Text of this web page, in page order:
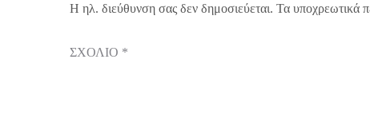
Η ηλ. διεύθυνση σας δεν δημοσιεύεται. Τα υποχρεωτικά
ΣΧΌΛΙΟ *